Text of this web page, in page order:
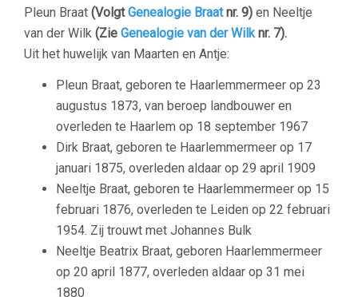
Pleun Braat (VolgtGenealogie Braatnr. 9) en Neeltje
van der Wilk (Zie Genealogie van der Wilknr. 7).
Uit het huwelijk van Maarten en Antje:
Pleun Braat, geboren te Haarlemmermeer op 23
augustus 1873, van beroep landbouwer en
overleden te Haarlem op 18 september 1967
Dirk Braat, geboren te Haarlemmermeer op 17
januari 1875, overleden aldaar op 29 april 1909
Neeltje Braat, geboren te Haarlemmermeer op 15
februari 1876, overleden te Leiden op 22 februari
1954. Zij trouwt met Johannes Bulk
Neeltje Beatrix Braat, geboren Haarlemmermeer
op 20 april 1877, overleden aldaar op 31 mei
1880